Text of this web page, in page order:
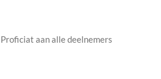
Proficiat aan alle deelnemers